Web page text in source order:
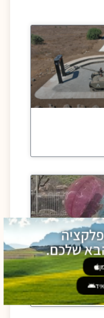
הירדן
שלכם.